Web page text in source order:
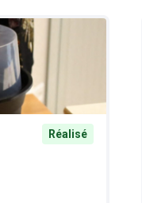
Réalisé